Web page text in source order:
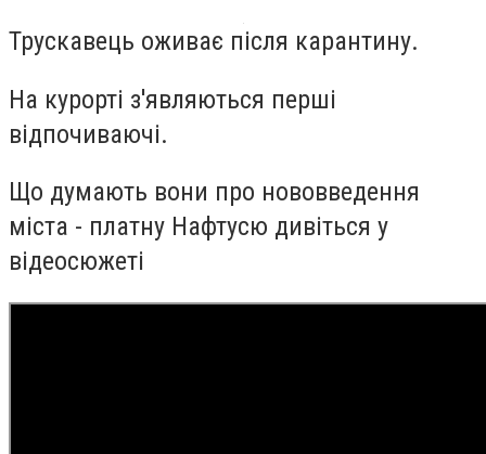
Трускавець оживає після карантину.
На курорті з'являються перші
відпочиваючі.
Що думають вони про нововведення
міста - платну Нафтусю дивіться у
відеосюжеті